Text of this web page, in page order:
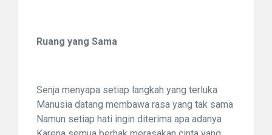
Ruang yang Sama
Senja menyapa setiap langkah yang terluka
Manusia datang membawa rasa yang tak sama
Namun setiap hati ingin diterima apa adanya